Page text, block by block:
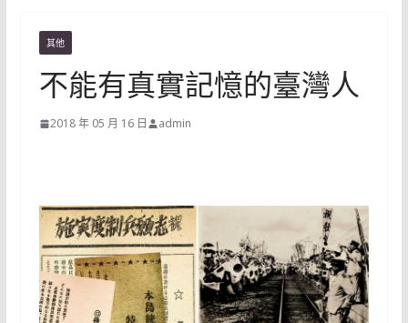
其他
不能有真實記憶的臺灣人
2018 年 05 月 16 日 admin